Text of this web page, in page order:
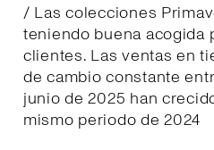
/ Las colecciones
teniendo buena acogida
clientes. Las ventas en
de cambio constante
junio de 2025 han
mismo periodo de 2024